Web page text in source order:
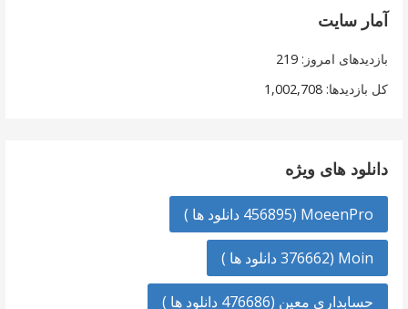
آمار سایت
بازدیدهای امروز:219
کل بازدیدها:1,002,708
دانلود های ویژه
MoeenPro (456895 دانلود ها )
Moin (376662 دانلود ها )
حسابداری معین (476686 دانلود ها )